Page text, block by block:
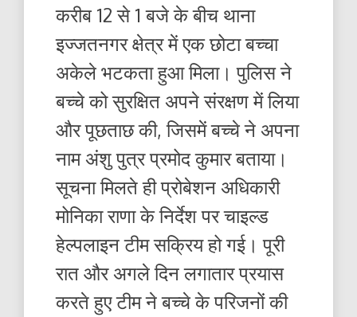
करीब 12 से 1 बजे के बीच थाना
इज्जतनगर क्षेत्र में एक छोटा बच्चा
अकेले भटकता हुआ मिला। पुलिस ने
बच्चे को सुरक्षित अपने संरक्षण में लिया
और पूछताछ की, जिसमें बच्चे ने अपना
नाम अंशु पुत्र प्रमोद कुमार बताया।
सूचना मिलते ही प्रोबेशन अधिकारी
मोनिका राणा के निर्देश पर चाइल्ड
हेल्पलाइन टीम सक्रिय हो गई। पूरी
रात और अगले दिन लगातार प्रयास
करते हुए टीम ने बच्चे के परिजनों की